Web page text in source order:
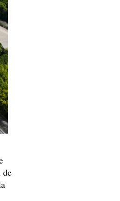
de